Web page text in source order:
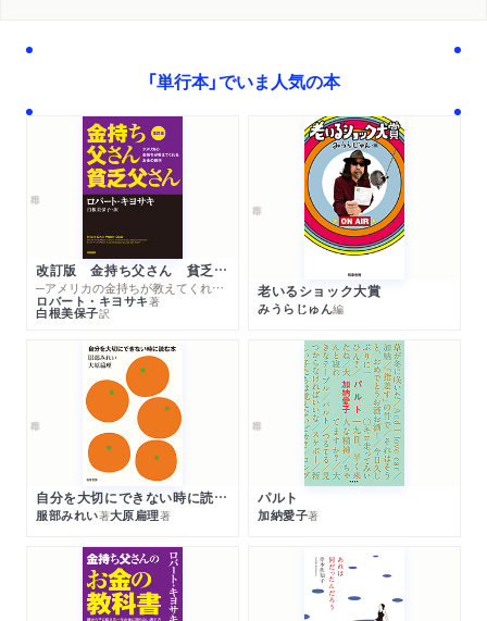
大工調べ
付き馬
一つ穴
あたま山
「単行本」でいま人気の本
改訂版 金持ち父さん 貧乏父さん
─アメリカの金持ちが教えてくれるお金の哲学
ロバート・キヨサキ著
白根美保子訳
老いるショック大賞
みうらじゅん編
自分を大切にできない時に読む本
服部みれい著大原扁理著
パルト
加納愛子著